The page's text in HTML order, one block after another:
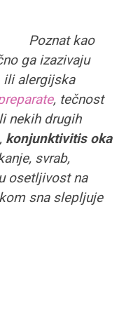
Poznat kao
ga izazivaju
ili alergijska
, tečnost
nekih drugih
konjunktivitis oka
svrab,
osetljivost na
sna slepljuje